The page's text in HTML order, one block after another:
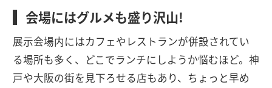
会場にはグルメも盛り沢山!
展示会場内にはカフェやレストランが併設されてい
る場所も多く、どこでランチにしようか悩むほど。神
戸や大阪の街を見下ろせる店もあり、ちょっと早め